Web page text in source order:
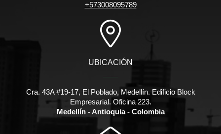
+573008095789
UBICACIÓN
Cra. 43A #19-17, El Poblado, Medellín. Edificio Block
Empresarial. Oficina 223.
Medellín - Antioquia - Colombia